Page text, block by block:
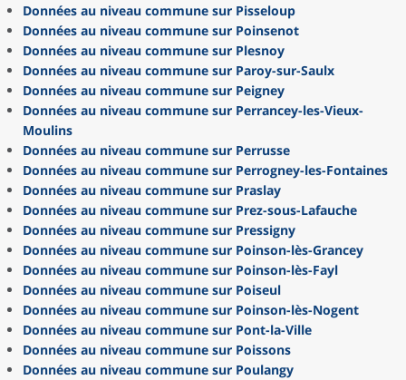
Données au niveau commune sur Pisseloup
Données au niveau commune sur Poinsenot
Données au niveau commune sur Plesnoy
Données au niveau commune sur Paroy-sur-Saulx
Données au niveau commune sur Peigney
Données au niveau commune sur Perrancey-les-Vieux-
Moulins
Données au niveau commune sur Perrusse
Données au niveau commune sur Perrogney-les-Fontaines
Données au niveau commune sur Praslay
Données au niveau commune sur Prez-sous-Lafauche
Données au niveau commune sur Pressigny
Données au niveau commune sur Poinson-lès-Grancey
Données au niveau commune sur Poinson-lès-Fayl
Données au niveau commune sur Poiseul
Données au niveau commune sur Poinson-lès-Nogent
Données au niveau commune sur Pont-la-Ville
Données au niveau commune sur Poissons
Données au niveau commune sur Poulangy